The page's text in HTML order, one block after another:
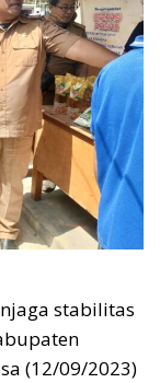
stabilitas
(12/09/2023)